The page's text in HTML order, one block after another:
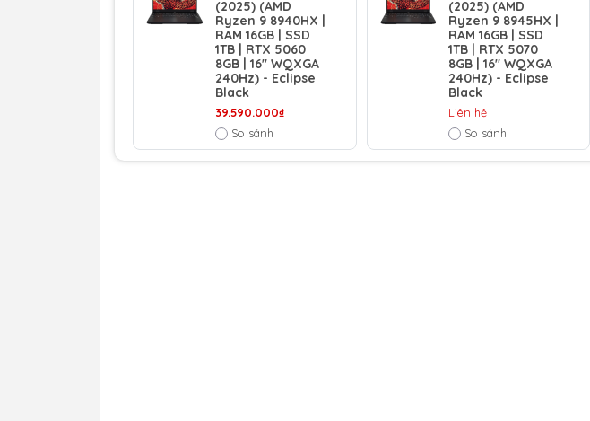
(2025) (AMD
Ryzen 9 8940HX |
RAM 16GB | SSD
1TB | RTX 5060
8GB | 16" WQXGA
240Hz) - Eclipse
Black
39.590.000₫
So sánh
(2025) (AMD
Ryzen 9 8945HX |
RAM 16GB | SSD
1TB | RTX 5070
8GB | 16" WQXGA
240Hz) - Eclipse
Black
Liên hệ
So sánh